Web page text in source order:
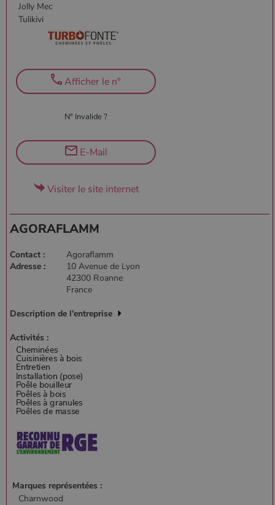
Jolly Mec
Tulikivi
N° Invalide ?
Afficher le n°
E-Mail
Visiter le site internet
AGORAFLAMM
Contact :
Agoraflamm
Adresse :
10 Avenue de Lyon
42300 Roanne
France
Description de l'entreprise
Activités :
Marques représentées :
Charnwood